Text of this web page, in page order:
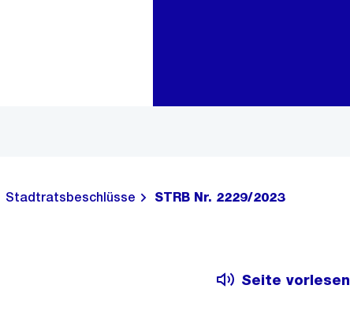
Stadtratsbeschlüsse STRB Nr. 2229/2023
Seite vorlesen